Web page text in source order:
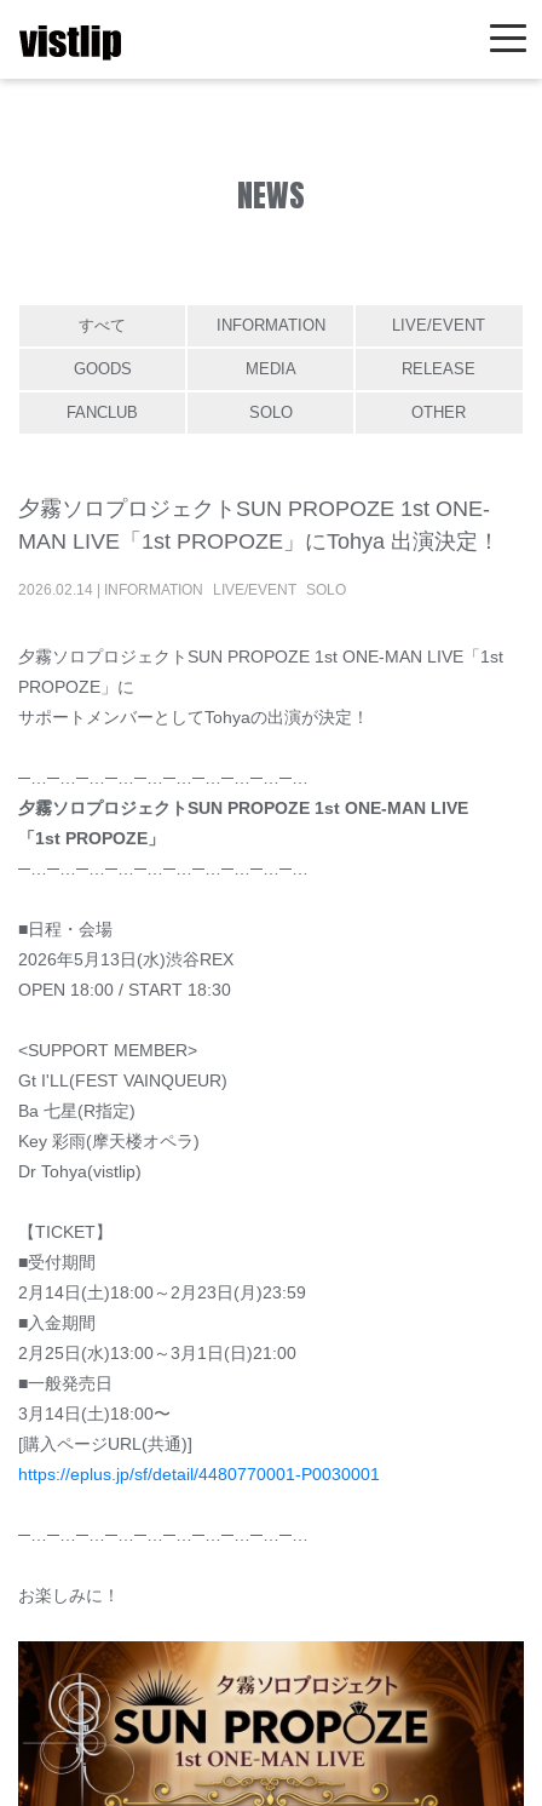
NEWS
すべて INFORMATION LIVE/EVENT
GOODS MEDIA RELEASE
FANCLUB SOLO OTHER
夕霧ソロプロジェクトSUN PROPOZE 1st ONE-
MAN LIVE「1st PROPOZE」にTohya 出演決定！
2026.02.14 INFORMATION LIVE/EVENT SOLO
夕霧ソロプロジェクトSUN PROPOZE 1st ONE-MAN LIVE「1st
PROPOZE」に
サポートメンバーとしてTohyaの出演が決定！
─…─…─…─…─…─…─…─…─…─…
夕霧ソロプロジェクトSUN PROPOZE 1st ONE-MAN LIVE
「1st PROPOZE」
─…─…─…─…─…─…─…─…─…─…
■日程・会場
2026年5月13日(水)渋谷REX
OPEN 18:00 / START 18:30
<SUPPORT MEMBER>
Gt I'LL(FEST VAINQUEUR)
Ba 七星(R指定)
Key 彩雨(摩天楼オペラ)
Dr Tohya(vistlip)
【TICKET】
■受付期間
2月14日(土)18:00～2月23日(月)23:59
■入金期間
2月25日(水)13:00～3月1日(日)21:00
■一般発売日
3月14日(土)18:00〜
[購入ページURL(共通)]
https://eplus.jp/sf/detail/4480770001-P0030001
─…─…─…─…─…─…─…─…─…─…
お楽しみに！